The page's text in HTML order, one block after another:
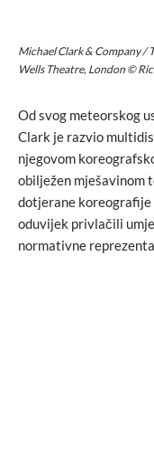
Michael Clark & Company /
Wells Theatre, London ©
Od svog meteorskog
Clark je razvio
njegovom
obilježen mješavinom
dotjerane koreografije
oduvijek privlačili
normativne